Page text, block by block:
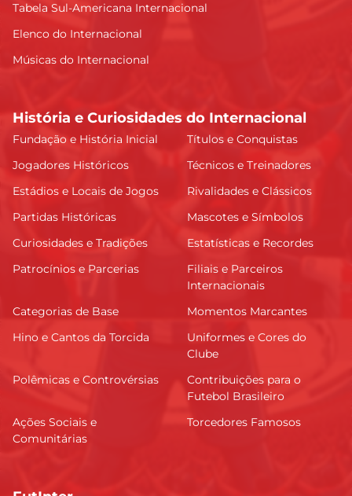
Tabela Sul-Americana Internacional
Elenco do Internacional
Músicas do Internacional
História e Curiosidades do Internacional
Fundação e História Inicial
Títulos e Conquistas
Jogadores Históricos
Técnicos e Treinadores
Estádios e Locais de Jogos
Rivalidades e Clássicos
Partidas Históricas
Mascotes e Símbolos
Curiosidades e Tradições
Estatísticas e Recordes
Patrocínios e Parcerias
Filiais e Parceiros
Internacionais
Categorias de Base
Momentos Marcantes
Hino e Cantos da Torcida
Uniformes e Cores do
Clube
Polêmicas e Controvérsias
Contribuições para o
Futebol Brasileiro
Ações Sociais e
Comunitárias
Torcedores Famosos